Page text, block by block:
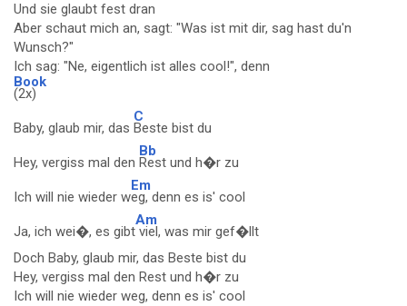
Und sie glaubt fest dran
Aber schaut mich an, sagt: "Was ist mit dir, sag hast du'n
Wunsch?"
Ich sag: "Ne, eigentlich ist alles cool!", denn
Book
(2x)
Baby, glaub mir, das
C
Beste bist du
Hey, vergiss mal den
Bb
Rest und h�r zu
Ich will nie wieder w
Em
eg, denn es is' cool
Ja, ich wei�, es gibt
Am
viel, was mir gef�llt
Doch Baby, glaub mir, das Beste bist du
Hey, vergiss mal den Rest und h�r zu
Ich will nie wieder weg, denn es is' cool